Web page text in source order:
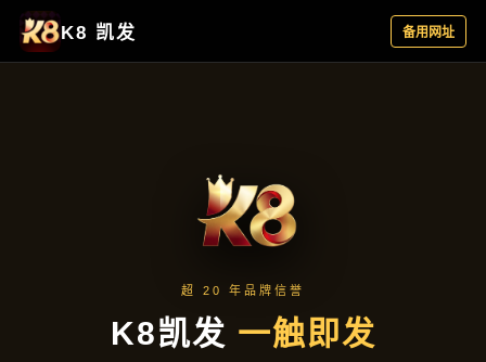
聚焦企业
首页 聚焦企业